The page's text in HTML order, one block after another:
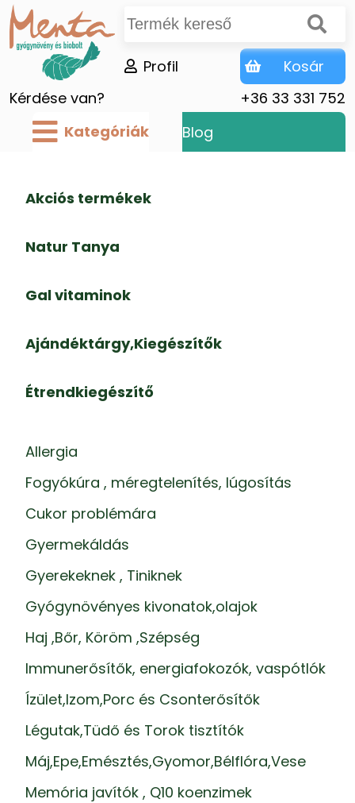
Kérdése van? +36 33 331 752
Profil Kosár
Kategóriák Blog
Akciós termékek
Natur Tanya
Gal vitaminok
Ajándéktárgy,Kiegészítők
Étrendkiegészítő
Allergia
Fogyókúra , méregtelenítés, lúgosítás
Cukor problémára
Gyermekáldás
Gyerekeknek , Tiniknek
Gyógynövényes kivonatok,olajok
Haj ,Bőr, Köröm ,Szépség
Immunerősítők, energiafokozók, vaspótlók
Ízület,Izom,Porc és Csonterősítők
Légutak,Tüdő és Torok tisztítók
Máj,Epe,Emésztés,Gyomor,Bélflóra,Vese
Memória javítók , Q10 koenzimek